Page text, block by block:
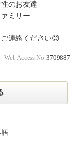
のお友達
ミリー
連絡ください😊
Web Access No. 3709887
語